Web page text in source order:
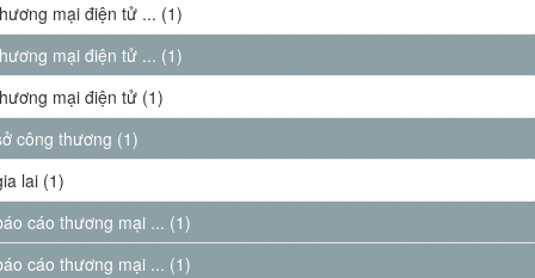
mại điện tử ... (1)
mại điện tử ... (1)
mại điện tử (1)
công thương (1)
lai (1)
cáo thương mại ... (1)
cáo thương mại ... (1)